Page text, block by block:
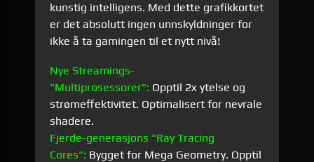
kunstig intelligens. Med dette grafikkortet
er det absolutt ingen unnskyldninger for
ikke å ta gamingen til et nytt nivå!
Nye Streamings-
"Multiprosessorer": Opptil 2x ytelse og
strømeffektivitet. Optimalisert for nevrale
shadere.
Fjerde-generasjons "Ray Tracing
Cores": Bygget for Mega Geometry. Opptil